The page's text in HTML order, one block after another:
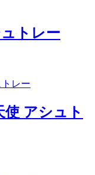
トレー
アシュト